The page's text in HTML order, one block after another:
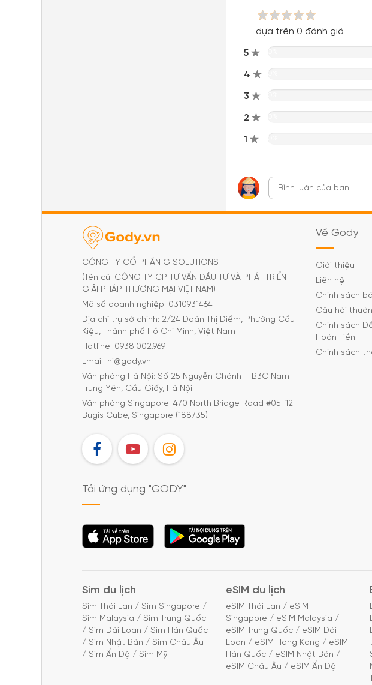
dựa trên 0 đánh giá
5
4
3
2
1
CÔNG TY CỔ PHẦN G SOLUTIONS
(Tên cũ: CÔNG TY CP TƯ VẤN ĐẦU TƯ VÀ PHÁT TRIỂN
GIẢI PHÁP THƯƠNG MẠI VIỆT NAM)
Mã số doanh nghiệp: 0310931464
Địa chỉ trụ sở chính: 2/24 Đoàn Thị Điểm, Phường Cầu
Kiệu, Thành phố Hồ Chí Minh, Việt Nam
Hotline: 0938.002.969
Email: hi@gody.vn
Văn phòng Hà Nội: Số 25 Nguyễn Chánh – B3C Nam
Trung Yên, Cầu Giấy, Hà Nội
Văn phòng Singapore: 470 North Bridge Road #05-12
Bugis Cube, Singapore (188735)
FB YT IG
Về Gody
Giới thiệu
Liên hệ
Chính sách
Câu hỏi
Chính sách
Hoàn Tiền
Chính sách
Tải ứng dụng "GODY"
Tải ứng dụng Tải ứng dụng
Sim du lịch
Sim Thái Lan / Sim Singapore /
Sim Malaysia / Sim Trung Quốc
/ Sim Đài Loan / Sim Hàn Quốc
/ Sim Nhật Bản / Sim Châu Âu
/ Sim Ấn Độ / Sim Mỹ
eSIM du lịch
eSIM Thái Lan / eSIM
Singapore / eSIM Malaysia /
eSIM Trung Quốc / eSIM Đài
Loan / eSIM Hong Kong / eSIM
Hàn Quốc / eSIM Nhật Bản /
eSIM Châu Âu / eSIM Ấn Độ